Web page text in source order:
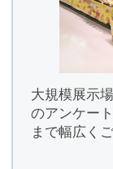
大規模展示
のアンケー
まで幅広く